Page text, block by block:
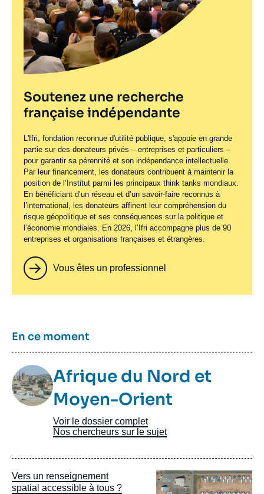
Soutenez une recherche
française indépendante
L'Ifri, fondation reconnue d'utilité publique, s'appuie en grande
partie sur des donateurs privés – entreprises et particuliers –
pour garantir sa pérennité et son indépendance intellectuelle.
Par leur financement, les donateurs contribuent à maintenir la
position de l’Institut parmi les principaux think tanks mondiaux.
En bénéficiant d’un réseau et d’un savoir-faire reconnus à
l’international, les donateurs affinent leur compréhension du
risque géopolitique et ses conséquences sur la politique et
l’économie mondiales. En 2026, l’Ifri accompagne plus de 90
entreprises et organisations françaises et étrangères.
Vous êtes un professionnel
Titre
En ce moment
Image
TaxonomieAfrique du Nord et
Moyen-Orient
Voir le dossier complet
Nos chercheurs sur le sujet
Vers un renseignement
spatial accessible à tous ?
Image
principale